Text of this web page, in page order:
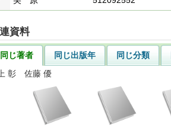
資料
同じ著者 同じ出版年 同じ分類
彰 佐藤 優